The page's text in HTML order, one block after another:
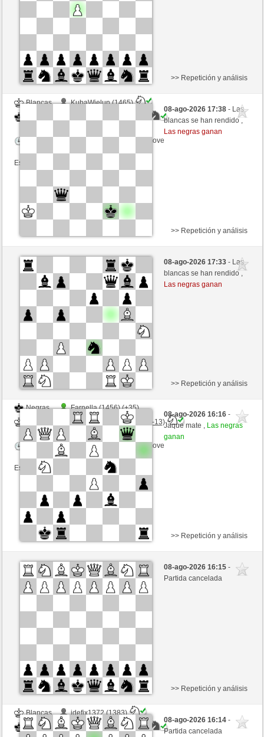
Esta partida es por puntos
Blancas
KubaWielun (1465)
Tiempo: 10 minutes/side + 0 seconds/move
Esta partida es por puntos
>> Repetición y análisis
08-ago-2026 17:38- Las
blancas se han rendido ,
Las negras ganan
Negras
URANO1960 (1358) (+17)
Blancas
BingoTheRooket (1382) (-17)
Tiempo: 10 minutes/side + 0 seconds/move
Esta partida es por puntos
>> Repetición y análisis
08-ago-2026 17:33- Las
blancas se han rendido ,
Las negras ganan
Negras
Farnella (1456) (+35)
BingoTheRooket (1395) (-13)
Tiempo: 10 minutes/side + 0 seconds/move
Esta partida es por puntos
>> Repetición y análisis
08-ago-2026 16:16-
Jaque mate , Las negras
ganan
Blancas
Nemesi1 (1304) (-12)
Negras
BingoTheRooket (1383) (+12)
>> Repetición y análisis
08-ago-2026 16:15-
Partida cancelada
Blancas
idefix1372 (1383)
Negras
BingoTheRooket (1383)
>> Repetición y análisis
08-ago-2026 16:14-
Partida cancelada